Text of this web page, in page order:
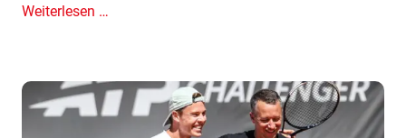
e
Weiterlesen …
f